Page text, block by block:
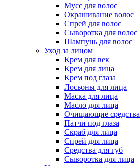
Мусс для волос
Окрашивание волос
Спрей для волос
Сыворотка для волос
Шампунь для волос
Уход за лицом
Крем для век
Крем для лица
Крем под глаза
Лосьоны для лица
Маска для лица
Масло для лица
Очищающие средства
Патчи под глаза
Скраб для лица
Спрей для лица
Средства для губ
Сыворотка для лица